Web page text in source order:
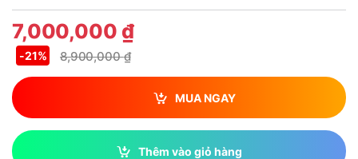
7,000,000 ₫
8,900,000₫
-21%
MUA NGAY
Thêm vào giỏ hàng